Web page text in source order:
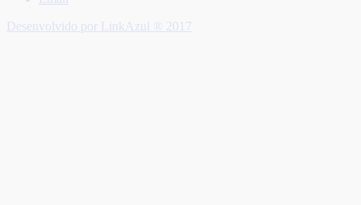
Desenvolvido por LinkAzul ® 2017